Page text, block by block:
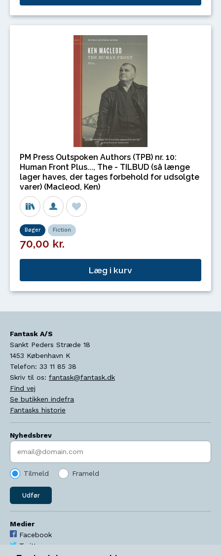
PM Press Outspoken Authors (TPB) nr. 10:
Human Front Plus..., The - TILBUD (så længe
lager haves, der tages forbehold for udsolgte
varer) (Macleod, Ken)
Bøger Fiction
70,00 kr.
Læg i kurv
Fantask A/S
Sankt Peders Stræde 18
1453 København K
Telefon: 33 11 85 38
Skriv til os: fantask@fantask.dk
Find vej
Se butikken indefra
Fantasks historie
Nyhedsbrev
Indtast søgeord
Tilmeld Frameld
Udfør
Medier
Facebook
Twitter